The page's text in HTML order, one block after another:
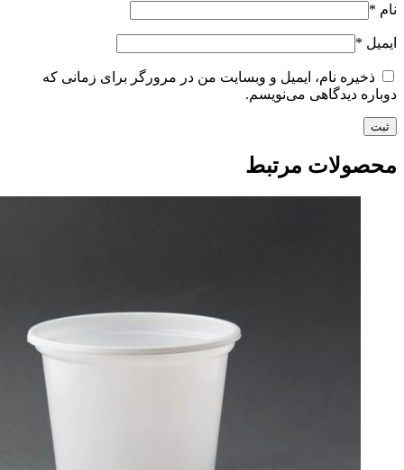
نام *
ایمیل *
ذخیره نام، ایمیل و وبسایت من در مرورگر برای زمانی که
دوباره دیدگاهی می‌نویسم.
محصولات مرتبط